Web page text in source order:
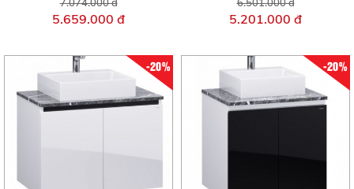
5.659.000 đ 5.201.000 đ
-20% -20%